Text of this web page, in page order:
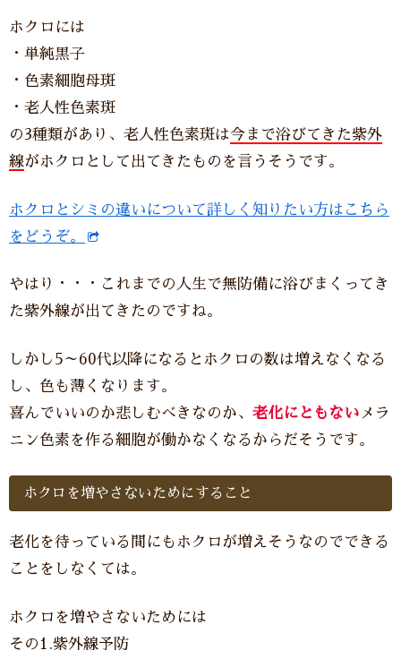
ホクロには
・単純黒子
・色素細胞母斑
・老人性色素斑
の3種類があり、老人性色素斑は今まで浴びてきた紫外
線がホクロとして出てきたものを言うそうです。
ホクロとシミの違いについて詳しく知りたい方はこちら
をどうぞ。
やはり・・・これまでの人生で無防備に浴びまくってき
た紫外線が出てきたのですね。
しかし5～60代以降になるとホクロの数は増えなくなる
し、色も薄くなります。
喜んでいいのか悲しむべきなのか、 老化にともない メラ
ニン色素を作る細胞が働かなくなるからだそうです。
ホクロを増やさないためにすること
老化を待っている間にもホクロが増えそうなのでできる
ことをしなくては。
ホクロを増やさないためには
その1.紫外線予防